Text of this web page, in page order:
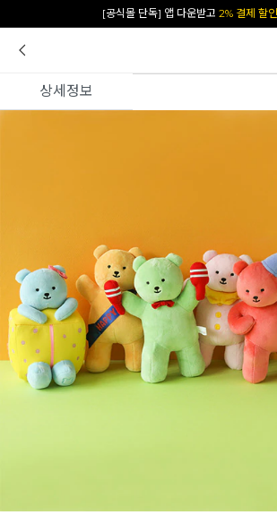
카카오 플친 추가하면1천원 즉시 할인
상세정보